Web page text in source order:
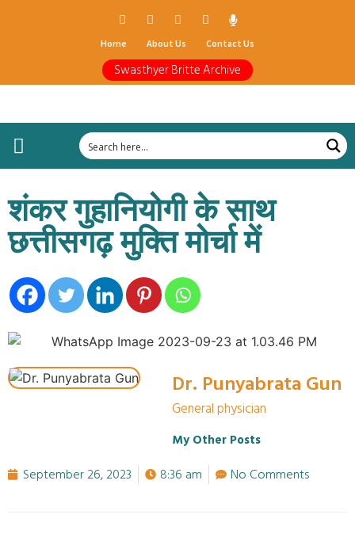
Home About Us Contact Us
Swasthyer Britte Archive
शंकर गुहानियोगी के साथ
छत्तीसगढ़ मुक्ति मोर्चा में
Dr. Punyabrata Gun
General physician
My Other Posts
September 26, 2023 8:36 am No Comments